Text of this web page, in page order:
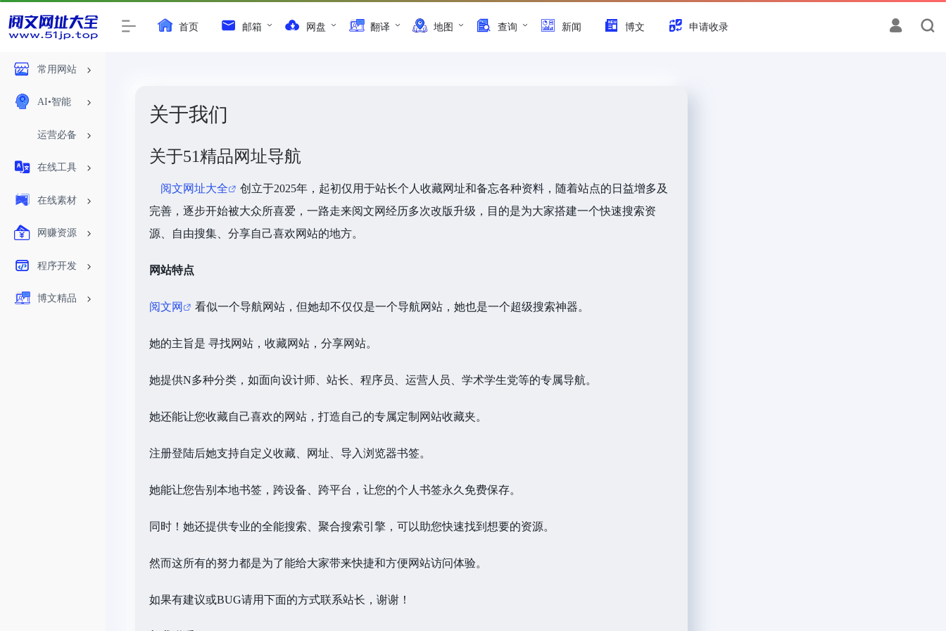
常用网站
AI•智能
运营必备
在线工具
在线素材
网赚资源
程序开发
博文精品
首页 邮箱 网盘 翻译 地图 查询 新闻 博文 申请收录
关于我们
关于51精品网址导航
阅文网址大全
创立于2025年，起初仅用于站长个人收藏网址和备忘各种资料，随着站点的日益增多及
完善，逐步开始被大众所喜爱，一路走来阅文网经历多次改版升级，目的是为大家搭建一个快速搜索资
源、自由搜集、分享自己喜欢网站的地方。
网站特点
阅文网 看似一个导航网站，但她却不仅仅是一个导航网站，她也是一个超级搜索神器。
她的主旨是 寻找网站，收藏网站，分享网站。
她提供N多种分类，如面向设计师、站长、程序员、运营人员、学术学生党等的专属导航。
她还能让您收藏自己喜欢的网站，打造自己的专属定制网站收藏夹。
注册登陆后她支持自定义收藏、网址、导入浏览器书签。
她能让您告别本地书签，跨设备、跨平台，让您的个人书签永久免费保存。
同时！她还提供专业的全能搜索、聚合搜索引擎，可以助您快速找到想要的资源。
然而这所有的努力都是为了能给大家带来快捷和方便网站访问体验。
如果有建议或BUG请用下面的方式联系站长，谢谢！